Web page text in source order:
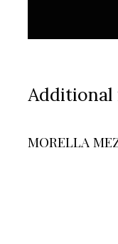
MORELLA